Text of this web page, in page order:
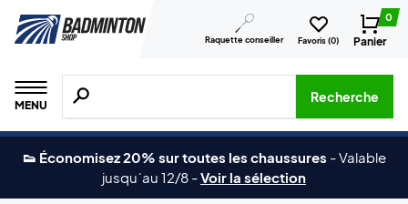
Raquette conseiller Favoris (0)
0
Panier
MENU
Recherche de produits, de marques, etc.
Recherche
👟 Économisez 20% sur toutes les chaussures -Valable
jusqu´au 12/8 -Voir la sélection